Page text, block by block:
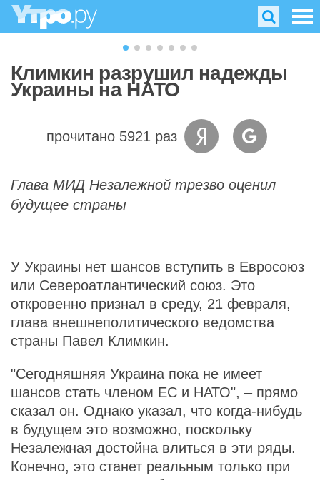
Климкин разрушил надежды
Украины на НАТО
прочитано 5921 раз
Глава МИД Незалежной трезво оценил
будущее страны
У Украины нет шансов вступить в Евросоюз
или Североатлантический союз. Это
откровенно признал в среду, 21 февраля,
глава внешнеполитического ведомства
страны Павел Климкин.
"Сегодняшняя Украина пока не имеет
шансов стать членом ЕС и НАТО", – прямо
сказал он. Однако указал, что когда-нибудь
в будущем это возможно, поскольку
Незалежная достойна влиться в эти ряды.
Конечно, это станет реальным только при